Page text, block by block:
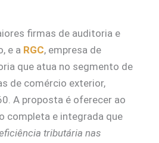
firmas de auditoria e
e a RGC, empresa de
que atua no segmento de
de comércio exterior,
A proposta é oferecer ao
completa e integrada que
tributária nas